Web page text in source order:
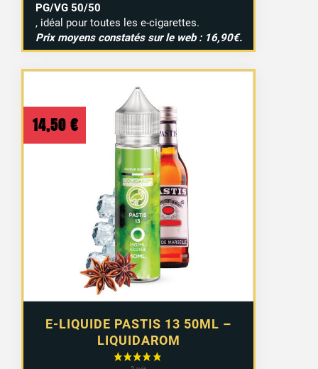
PG/VG 50/50
, idéal pour toutes les e-cigarettes.
Prix moyens constatés sur le web : 16,90€.
E-LIQUIDE PASTIS 13 50ML –
LIQUIDAROM
14,50 €